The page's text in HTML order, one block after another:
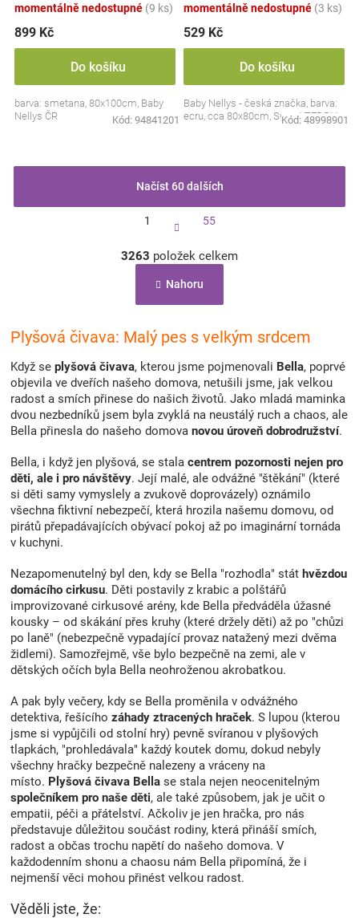
momentálně nedostupné (9 ks)
899 Kč
Do košíku
barva: smetana, 80x100cm, Baby
Nellys ČR
Kód: 94841201
momentálně nedostupné (3 ks)
529 Kč
Do košíku
Baby Nellys - česká značka, barva:
ecru, cca 80x80cm, Sweet TEDDY
Kód: 48998901
v
á
d
c
í
p
r
v
k
y
v
p
i
s
u
Načíst 60 dalších
t
á
n
k
v
n
1 55
3263 položek celkem
Nahoru
Plyšová čivava: Malý pes s velkým srdcem
Když se plyšová čivava, kterou jsme pojmenovali Bella, poprvé
objevila ve dveřích našeho domova, netušili jsme, jak velkou
radost a smích přinese do našich životů. Jako mladá maminka
dvou nezbedníků jsem byla zvyklá na neustálý ruch a chaos, ale
Bella přinesla do našeho domova novou úroveň dobrodružství.
Bella, i když jen plyšová, se stala centrem pozornosti nejen pro
děti, ale i pro návštěvy. Její malé, ale odvážné "štěkání" (které
si děti samy vymyslely a zvukově doprovázely) oznámilo
všechna fiktivní nebezpečí, která hrozila našemu domovu, od
pirátů přepadávajících obývací pokoj až po imaginární tornáda
v kuchyni.
Nezapomenutelný byl den, kdy se Bella "rozhodla" stát hvězdou
domácího cirkusu. Děti postavily z krabic a polštářů
improvizované cirkusové arény, kde Bella předváděla úžasné
kousky – od skákání přes kruhy (které držely děti) až po "chůzi
po laně" (nebezpečně vypadající provaz natažený mezi dvěma
židlemi). Samozřejmě, vše bylo bezpečně na zemi, ale v
dětských očích byla Bella neohroženou akrobatkou.
A pak byly večery, kdy se Bella proměnila v odvážného
detektiva, řešícího záhady ztracených hraček. S lupou (kterou
jsme si vypůjčili od stolní hry) pevně svíranou v plyšových
tlapkách, "prohledávala" každý koutek domu, dokud nebyly
všechny hračky bezpečně nalezeny a vráceny na
místo. Plyšová čivava Bella se stala nejen neocenitelným
společníkem pro naše děti, ale také způsobem, jak je učit o
empatii, péči a přátelství. Ačkoliv je jen hračka, pro nás
představuje důležitou součást rodiny, která přináší smích,
radost a občas trochu napětí do našeho domova. V
každodenním shonu a chaosu nám Bella připomíná, že i
nejmenší věci mohou přinést velkou radost.
Věděli jste, že: